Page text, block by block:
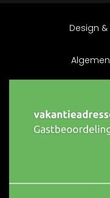
Design